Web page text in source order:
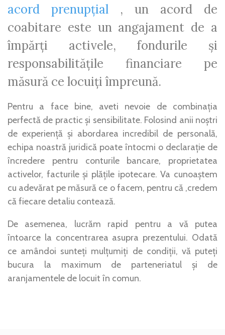
acord prenupțial , un acord de
coabitare este un angajament de a
împărți activele, fondurile și
responsabilitățile financiare pe
măsură ce locuiți împreună.
Pentru a face bine, aveti nevoie de combinația
perfectă de practic și sensibilitate. Folosind anii noștri
de experiență și abordarea incredibil de personală,
echipa noastră juridică poate întocmi o declarație de
încredere pentru conturile bancare, proprietatea
activelor, facturile și plățile ipotecare. Va cunoaștem
cu adevărat pe măsură ce o facem, pentru că ,credem
că fiecare detaliu contează.
De asemenea, lucrăm rapid pentru a vă putea
întoarce la concentrarea asupra prezentului. Odată
ce amândoi sunteți mulțumiți de condiții, vă puteți
bucura la maximum de parteneriatul și de
aranjamentele de locuit în comun.